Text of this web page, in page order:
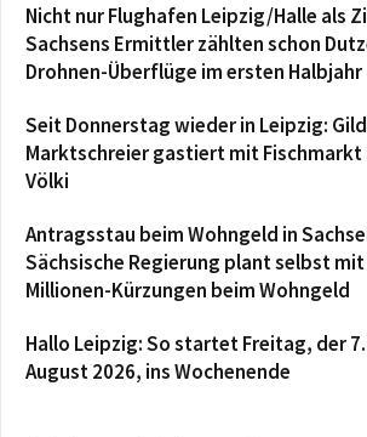
Nicht nur Flughafen Leipzig/Halle als
Sachsens Ermittler zählten schon
Drohnen-Überflüge im ersten Halbjahr
Seit Donnerstag wieder in Leipzig:
Marktschreier gastiert mit Fischmarkt
Völki
Antragsstau beim Wohngeld in
Sächsische Regierung plant selbst mit
Millionen-Kürzungen beim Wohngeld
Hallo Leipzig: So startet Freitag, der 7.
August 2026, ins Wochenende